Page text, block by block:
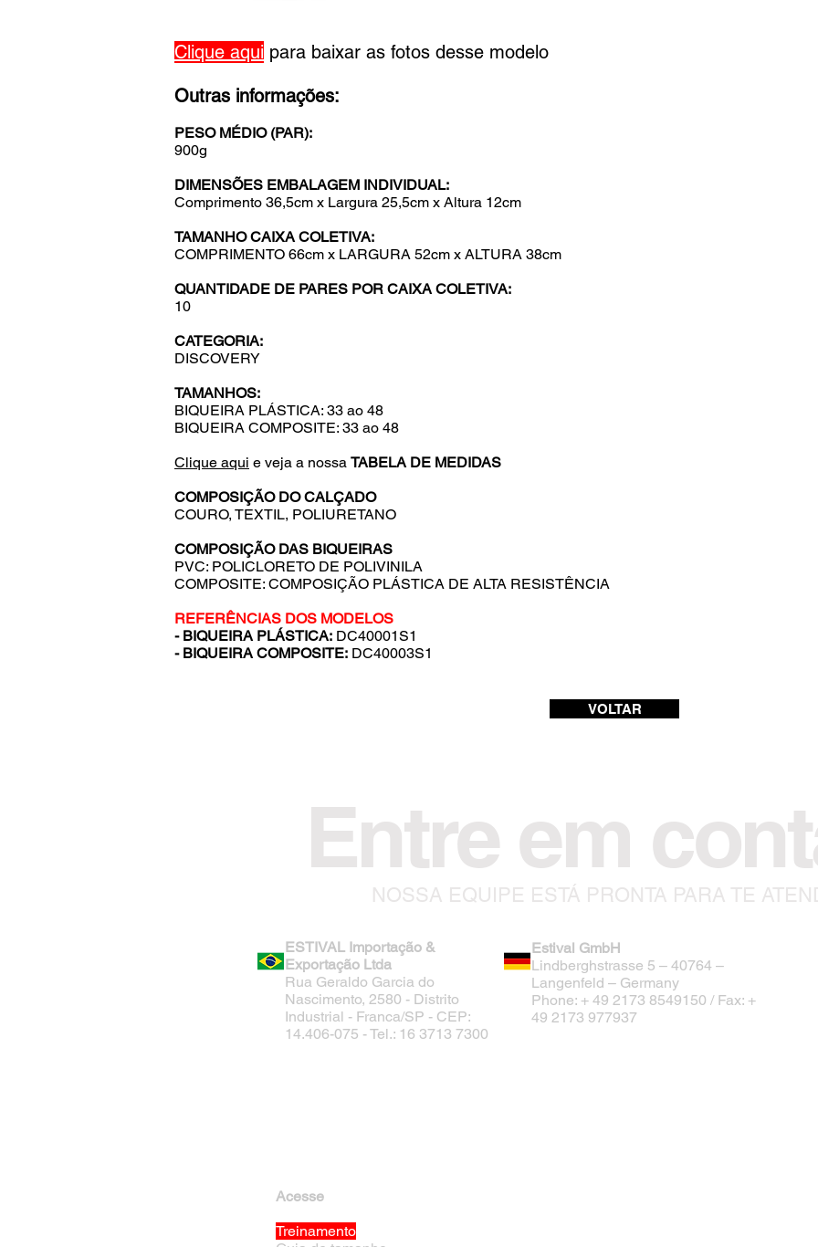
Clique aqui para baixar as fotos desse modelo
Outras informações:
PESO MÉDIO (PAR):
900g
DIMENSÕES EMBALAGEM INDIVIDUAL:
Comprimento 36,5cm x Largura 25,5cm x Altura 12cm
TAMANHO CAIXA COLETIVA:
COMPRIMENTO 66cm x LARGURA 52cm x ALTURA 38cm
QUANTIDADE DE PARES POR CAIXA COLETIVA:
10
CATEGORIA:
DISCOVERY
TAMANHOS:
BIQUEIRA PLÁSTICA: 33 ao 48
BIQUEIRA COMPOSITE: 33 ao 48
Clique aqui e veja a nossa TABELA DE MEDIDAS
COMPOSIÇÃO DO CALÇADO
COURO, TEXTIL, POLIURETANO
COMPOSIÇÃO DAS BIQUEIRAS
PVC: POLICLORETO DE POLIVINILA
COMPOSITE: COMPOSIÇÃO PLÁSTICA DE ALTA RESISTÊNCIA
REFERÊNCIAS DOS MODELOS
- BIQUEIRA PLÁSTICA: DC40001S1
- BIQUEIRA COMPOSITE: DC40003S1
VOLTAR
Entre em
NOSSA EQUIPE ESTÁ PRONTA PARA TE
ESTIVAL Importação &
Exportação Ltda
Rua Geraldo Garcia do
Nascimento, 2580 - Distrito
Industrial - Franca/SP - CEP:
14.406-075 - Tel.: 16 3713 7300
Estival GmbH
Lindberghstrasse 5 – 40764 –
Langenfeld – Germany
Phone: + 49 2173 8549150 / Fax: +
49 2173 977937
Acesse
Treinamento